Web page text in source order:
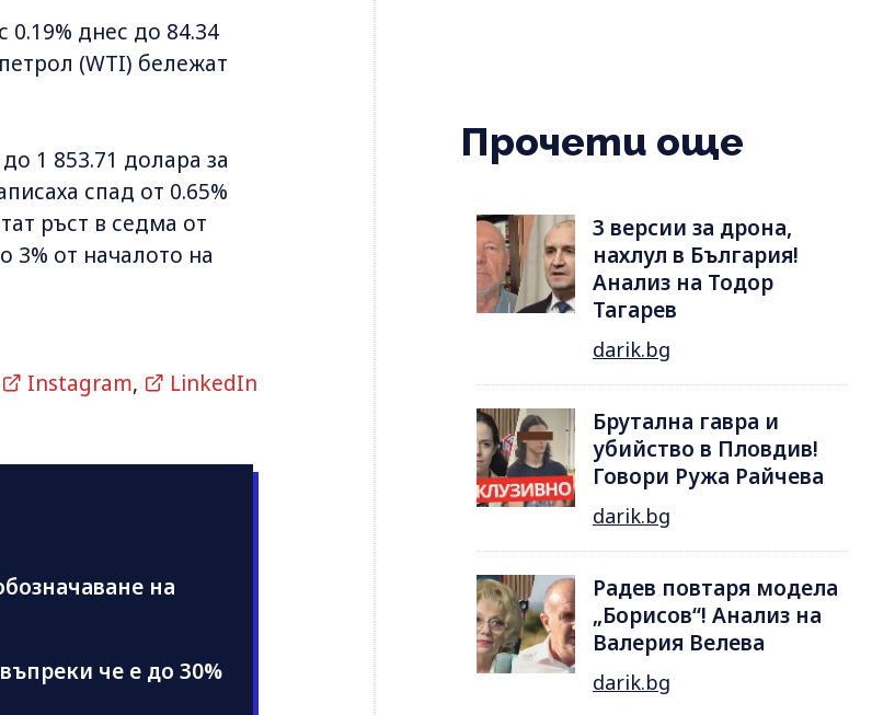
днес до 84.34
(WTI) бележат
1 853.71 долара за
спад от 0.65%
ръст в седма от
3% от началото на
Instagram,
LinkedIn
на
че е до 30%
Прочети още
3 версии за дрона,
нахлул в България!
Анализ на Тодор
Тагарев
darik.bg
Брутална гавра и
убийство в Пловдив!
Говори Ружа Райчева
darik.bg
Радев повтаря модела
„Борисов“! Анализ на
Валерия Велева
darik.bg